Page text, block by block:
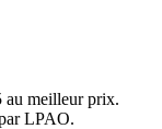
au meilleur prix.
LPAO.